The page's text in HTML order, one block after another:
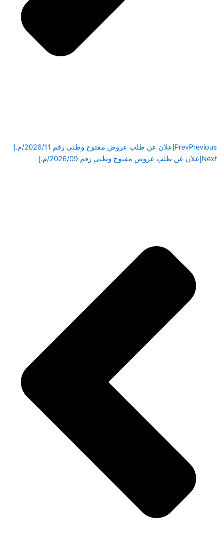
PrevPrevious
إعلان عن طلب عروض مفتوح وطنى رقم 2026/11/م.إ
Nextإعلان عن طلب عروض مفتوح وطنى رقم 2026/09/م.إ